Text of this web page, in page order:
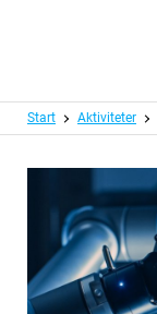
Meny
Start Aktiviteter